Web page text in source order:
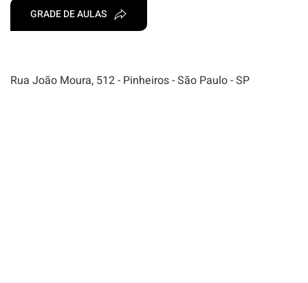
GRADE DE AULAS
Rua João Moura, 512 - Pinheiros - São Paulo - SP